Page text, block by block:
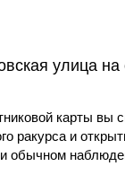
улица на
карты вы
ракурса и
обычном